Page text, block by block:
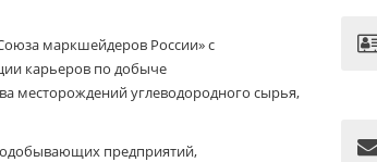
маркшейдеров России» с
карьеров по добыче
месторождений углеводородного сырья,
предприятий,